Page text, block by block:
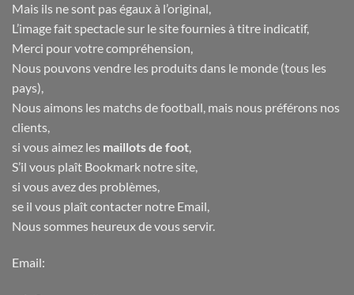
Mais ils ne sont pas égaux à l’original,
L’image fait spectacle sur le site fournies à titre indicatif,
Merci pour votre compréhension,
Nous pouvons vendre les produits dans le monde (tous les
pays),
Nous aimons les matchs de football, mais nous préférons nos
clients,
si vous aimez les maillots de foot,
S’il vous plaît Bookmark notre site,
si vous avez des problèmes,
se il vous plaît contacter notre Email,
Nous sommes heureux de vous servir.
Email: